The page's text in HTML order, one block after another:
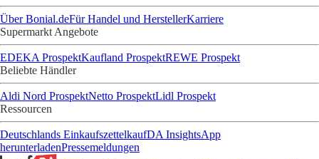
Über Bonial.deFür Handel und HerstellerKarriere
Supermarkt Angebote
EDEKA ProspektKaufland ProspektREWE Prospekt
Beliebte Händler
Aldi Nord ProspektNetto ProspektLidl Prospekt
Ressourcen
Deutschlands EinkaufszettelkaufDA InsightsApp
herunterladenPressemeldungen